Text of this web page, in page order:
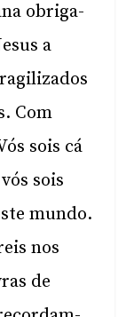
obriga-
a
Com
sois cá
sois
mundo.
nos
de